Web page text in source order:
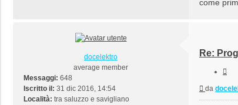
come
docelektro
average member
Messaggi: 648
Iscritto il: 31 dic 2016, 14:54
Località: tra saluzzo e savigliano
Re:
Messaggio
da